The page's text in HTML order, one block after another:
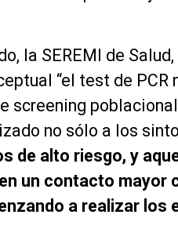
la SEREMI de
“el test de PCR
screening
no sólo a los
de alto riesgo, y
un contacto mayor
a realizar los